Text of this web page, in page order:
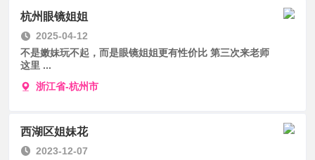
杭州眼镜姐姐
2025-04-12
不是嫩妹玩不起，而是眼镜姐姐更有性价比 第三次来老师
这里 ...
浙江省-杭州市
西湖区姐妹花
2023-12-07